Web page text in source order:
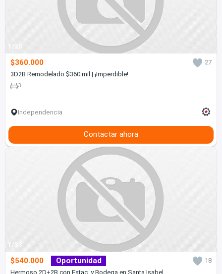
1/25
$360.000
27
3D2B Remodelado $360 mil | ¡Imperdible!
3
Independencia
Contactar ahora
1/33
$540.000 Oportunidad
18
Hermoso 2D+2B con Estac. y Bodega en Santa Isabel